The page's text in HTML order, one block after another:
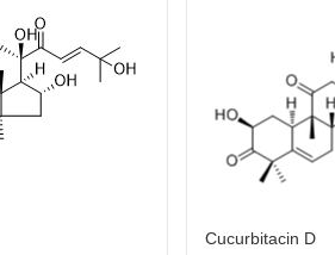
Cucurbitacin D